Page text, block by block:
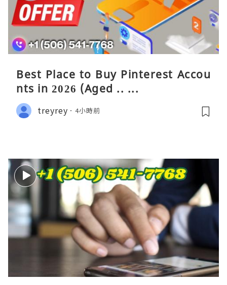
Best Place to Buy Pinterest Accou
nts in 2026 (Aged .. ...
treyrey 4小時前